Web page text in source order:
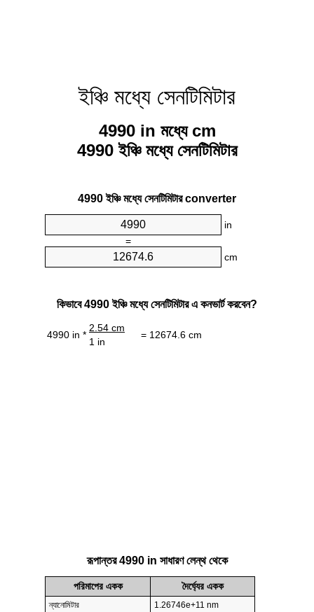
ইঞ্চি মধ্যে সেনটিমিটার
4990 in মধ্যে cm
4990 ইঞ্চি মধ্যে সেনটিমিটার
4990 ইঞ্চি মধ্যে সেনটিমিটার converter
in
=
cm
কিভাবে 4990 ইঞ্চি মধ্যে সেনটিমিটার এ কনভার্ট করবেন?
4990 in *
2.54 cm
= 12674.6 cm
1 in
রূপান্তর 4990 in সাধারণ লেন্থ থেকে
পরিমাপের একক দৈর্ঘ্যের একক
ন্যানোমিটার
1.26746e+11 nm